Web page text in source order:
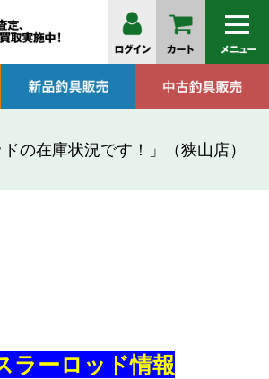
ドの在庫状況です！」（狭山店）
ラーロッド情報